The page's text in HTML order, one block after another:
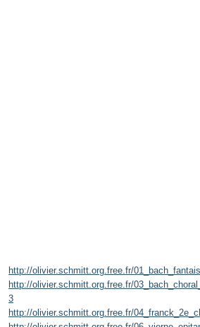
http://olivier.schmitt.org.free.fr/
http://olivier.schmitt.org.free.fr/
3
http://olivier.schmitt.org.free.fr/